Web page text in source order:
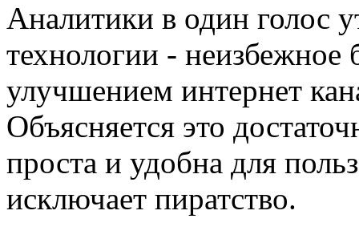
Аналитики в один голос
технологии -
улучшением интернет
Объясняется это
проста и удобна для
исключает пиратство.